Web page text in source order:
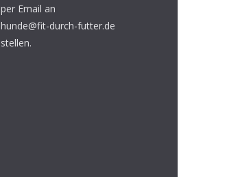
per Email an
hunde@fit-durch-futter.de
stellen.